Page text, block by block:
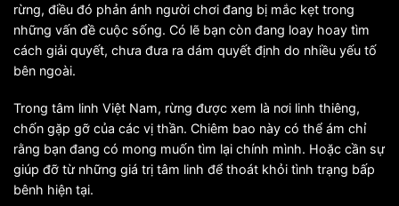
rừng, điều đó phản ánh người chơi đang bị mắc kẹt trong
những vấn đề cuộc sống. Có lẽ bạn còn đang loay hoay tìm
cách giải quyết, chưa đưa ra dám quyết định do nhiều yếu tố
bên ngoài.
Trong tâm linh Việt Nam, rừng được xem là nơi linh thiêng,
chốn gặp gỡ của các vị thần. Chiêm bao này có thể ám chỉ
rằng bạn đang có mong muốn tìm lại chính mình. Hoặc cần sự
giúp đỡ từ những giá trị tâm linh để thoát khỏi tình trạng bấp
bênh hiện tại.